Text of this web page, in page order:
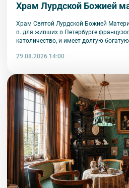
Храм Лурдской Божией
Храм Святой Лурдской Божией
в. для живших в Петербурге
католичество, и имеет долгую
историческими событиями,
29.08.2026 14:00